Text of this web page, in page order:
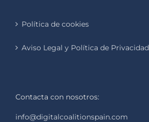
Política de cookies
Aviso Legal y Política de Privacidad
Contacta con nosotros:
info@digitalcoalitionspain.com